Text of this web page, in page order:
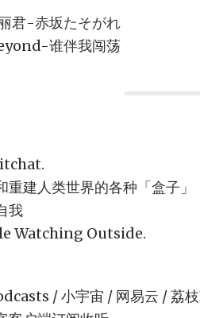
君-赤坂たそがれ
谁伴我闯荡
重建人类世界的各种「盒子」
我
Watching Outside.
/ 小宇宙 / 网易云 / 荔